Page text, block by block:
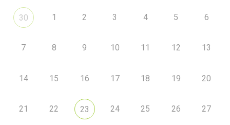
30 1 2 3 4 5 6
7 8 9 10 11 12 13
14 15 16 17 18 19 20
21 22 23 24 25 26 27